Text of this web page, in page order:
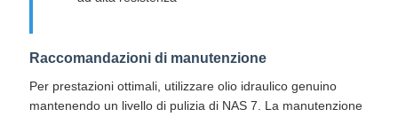
Raccomandazioni di manutenzione
Per prestazioni ottimali, utilizzare olio idraulico genuino
mantenendo un livello di pulizia di NAS 7. La manutenzione